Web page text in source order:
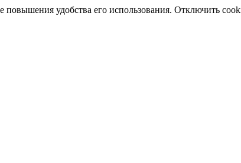
повышения удобства его использования. Отключить